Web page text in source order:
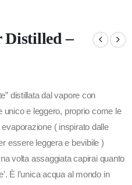
Distilled –
distillata dal vapore con
unico e leggero, proprio come le
( inspirato dalle
essere leggera e bevibile )
volta assaggiata capirai quanto
È l’unica acqua al mondo in